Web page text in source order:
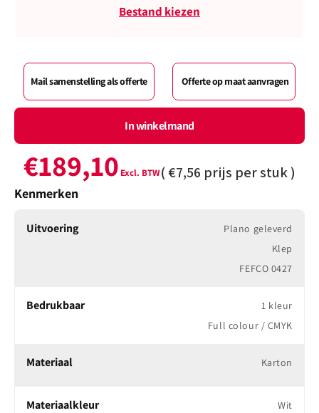
Bestand kiezen
Mail samenstelling als offerte Offerte op maat aanvragen
In winkelmand
€189,10 (€7,56 prijs per stuk )
Kenmerken
Uitvoering
Plano geleverd
Klep
FEFCO 0427
Bedrukbaar
1 kleur
Full colour / CMYK
Materiaal Karton
Materiaalkleur
Wit